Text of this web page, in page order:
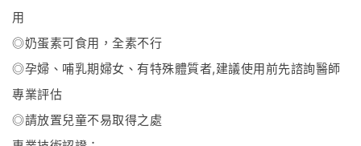
用
◎奶蛋素可食用，全素不行
◎孕婦、哺乳期婦女、有特殊體質者,建議使用前先諮詢醫師
專業評估
◎請放置兒童不易取得之處